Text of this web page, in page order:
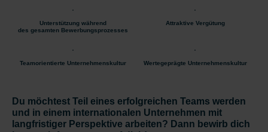
Unterstützung während
des gesamten Bewerbungsprozesses
Attraktive Vergütung
Teamorientierte Unternehmenskultur Wertegeprägte Unternehmenskultur
Du möchtest Teil eines erfolgreichen Teams werden
und in einem internationalen Unternehmen mit
langfristiger Perspektive arbeiten? Dann bewirb dich